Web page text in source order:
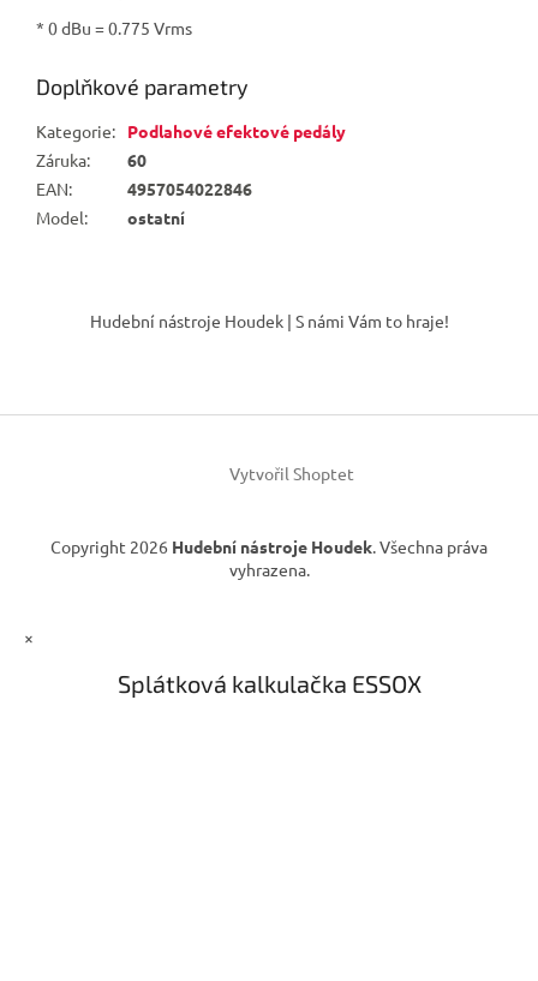
* 0 dBu = 0.775 Vrms
Doplňkové parametry
Kategorie:
Podlahové efektové pedály
Záruka:
60
EAN:
4957054022846
Model: ostatní
í
Hudební nástroje Houdek | S námi Vám to hraje!
Vytvořil Shoptet
Copyright 2026 Hudební nástroje Houdek. Všechna práva
vyhrazena.
×
Splátková kalkulačka ESSOX